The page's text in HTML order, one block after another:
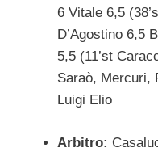
6 Vitale 6,5
D’Agostino 6,5
5,5 (11’st
Saraò, Mercuri,
Luigi Elio
Arbitro: